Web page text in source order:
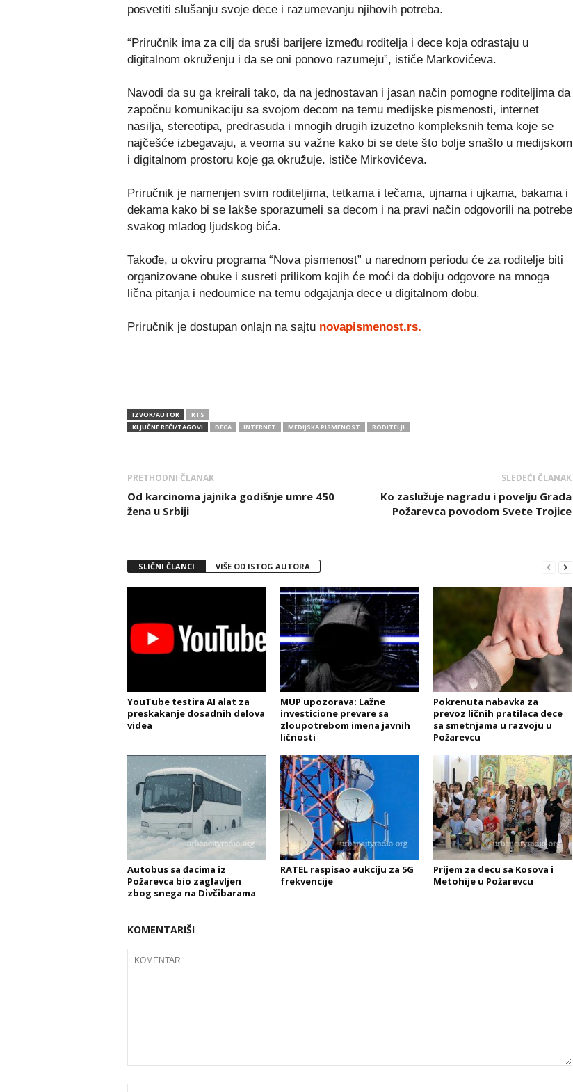
posvetiti slušanju svoje dece i razumevanju njihovih potreba.
“Priručnik ima za cilj da sruši barijere između roditelja i dece koja odrastaju u
digitalnom okruženju i da se oni ponovo razumeju”, ističe Markovićeva.
Navodi da su ga kreirali tako, da na jednostavan i jasan način pomogne roditeljima da
započnu komunikaciju sa svojom decom na temu medijske pismenosti, internet
nasilja, stereotipa, predrasuda i mnogih drugih izuzetno kompleksnih tema koje se
najčešće izbegavaju, a veoma su važne kako bi se dete što bolje snašlo u medijskom
i digitalnom prostoru koje ga okružuje. ističe Mirkovićeva.
Priručnik je namenjen svim roditeljima, tetkama i tečama, ujnama i ujkama, bakama i
dekama kako bi se lakše sporazumeli sa decom i na pravi način odgovorili na potrebe
svakog mladog ljudskog bića.
Takođe, u okviru programa “Nova pismenost” u narednom periodu će za roditelje biti
organizovane obuke i susreti prilikom kojih će moći da dobiju odgovore na mnoga
lična pitanja i nedoumice na temu odgajanja dece u digitalnom dobu.
Priručnik je dostupan onlajn na sajtu novapismenost.rs.
IZVOR/AUTOR
RTS
KLJUČNE REČI/TAGOVI
DECA INTERNET MEDIJSKA PISMENOST RODITELJI
PRETHODNI ČLANAK
Od karcinoma jajnika godišnje umre 450
žena u Srbiji
SLEDEĆI ČLANAK
Ko zaslužuje nagradu i povelju Grada
Požarevca povodom Svete Trojice
SLIČNI ČLANCI VIŠE OD ISTOG AUTORA
YouTube testira AI alat za
preskakanje dosadnih delova
videa
MUP upozorava: Lažne
investicione prevare sa
zloupotrebom imena javnih
ličnosti
Pokrenuta nabavka za
prevoz ličnih pratilaca dece
sa smetnjama u razvoju u
Požarevcu
Autobus sa đacima iz
Požarevca bio zaglavljen
zbog snega na Divčibarama
RATEL raspisao aukciju za 5G
frekvencije
Prijem za decu sa Kosova i
Metohije u Požarevcu
KOMENTARIŠI